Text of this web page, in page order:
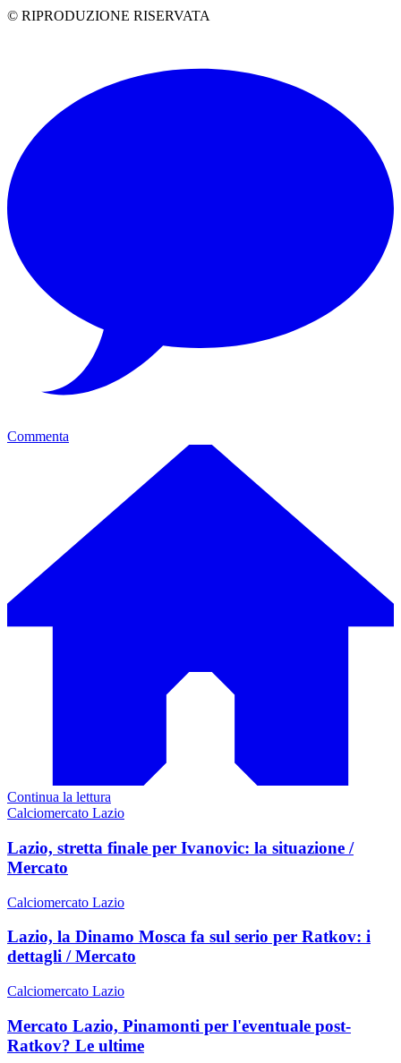
© RIPRODUZIONE RISERVATA
Commenta
Continua la lettura
Calciomercato Lazio
Lazio, stretta finale per Ivanovic: la situazione /
Mercato
Calciomercato Lazio
Lazio, la Dinamo Mosca fa sul serio per Ratkov: i
dettagli / Mercato
Calciomercato Lazio
Mercato Lazio, Pinamonti per l'eventuale post-
Ratkov? Le ultime